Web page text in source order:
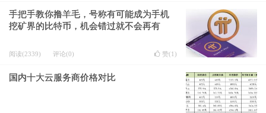
手把手教你撸羊毛，号称有可能成为手机
挖矿界的比特币，机会错过就不会再有
阅读(2339) 评论(0) 赞(1 )
国内十大云服务商价格对比